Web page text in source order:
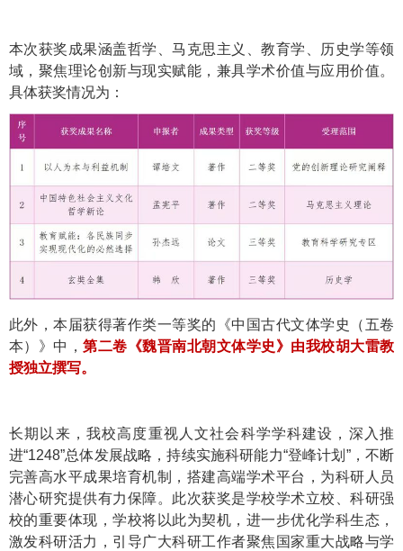
本次获奖成果涵盖哲学、马克思主义、教育学、历史学等领
域，聚焦理论创新与现实赋能，兼具学术价值与应用价值。
具体获奖情况为：
此外，本届获得著作类一等奖的《中国古代文体学史（五卷
本）》中，第二卷《魏晋南北朝文体学史》由我校胡大雷教
授独立撰写。
长期以来，我校高度重视人文社会科学学科建设，深入推
进“1248”总体发展战略，持续实施科研能力“登峰计划”，不断
完善高水平成果培育机制，搭建高端学术平台，为科研人员
潜心研究提供有力保障。此次获奖是学校学术立校、科研强
校的重要体现，学校将以此为契机，进一步优化学科生态，
激发科研活力，引导广大科研工作者聚焦国家重大战略与学